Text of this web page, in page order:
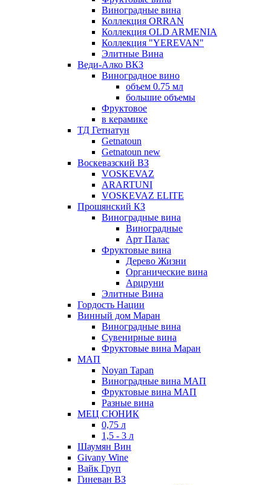
Виноградные вина
Коллекция ORRAN
Коллекция OLD ARMENIA
Коллекция "YEREVAN"
Элитные Вина
Веди-Алко ВКЗ
Виноградное вино
объем 0.75 мл
большие объемы
Фруктовое
в керамике
ТД Гетнатун
Getnatoun
Getnatoun new
Воскевазский ВЗ
VOSKEVAZ
ARARTUNI
VOSKEVAZ ELITE
Прошянский КЗ
Виноградные вина
Виноградные
Арт Палас
Фруктовые вина
Дерево Жизни
Органические вина
Арцруни
Элитные Вина
Гордость Нации
Винный дом Маран
Виноградные вина
Сувенирные вина
Фруктовые вина Маран
МАП
Noyan Tapan
Виноградные вина МАП
Фруктовые вина МАП
Разные вина
МЕЦ СЮНИК
0,75 л
1,5 - 3 л
Шаумян Вин
Givany Wine
Вайк Груп
Гиневан ВЗ